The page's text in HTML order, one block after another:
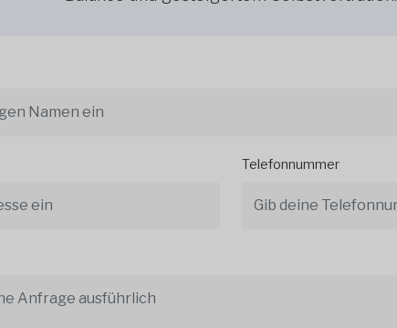
Telefonnummer